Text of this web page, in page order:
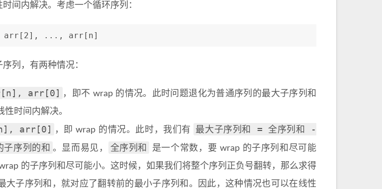
间内解决。考虑一个循环序列：
arr[2], ..., arr[n]
列，有两种情况：
arr[0]
，即不 wrap 的情况。此时问题退化为普通序列的最大子序列和
时间内解决。
arr[0] ，即 wrap 的情况。此时，我们有
最大子序列和 = 全序列和 -
序列的和 。显而易见， 全序列和
是一个常数，要 wrap 的子序列和尽可能
的子序列和尽可能小。这时候，如果我们将整个序列正负号翻转，那么求得
大子序列和，就对应了翻转前的最小子序列和。因此，这种情况也可以在线性